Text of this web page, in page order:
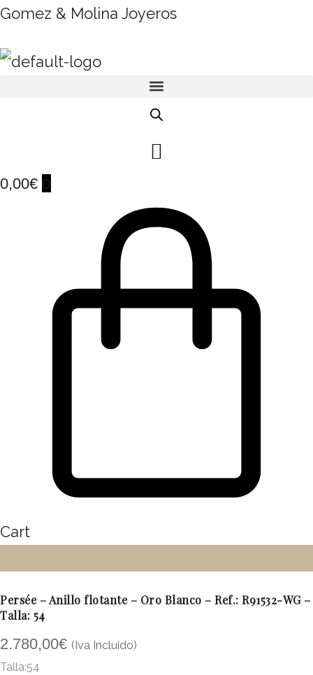
Gomez & Molina Joyeros
0,00€ 0
Cart
Persée – Anillo flotante – Oro Blanco – Ref.: R91532-WG –
Talla: 54
2.780,00€ (Iva Incluido)
Talla:54